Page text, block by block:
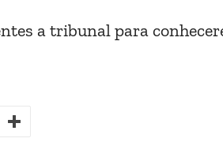
a tribunal para